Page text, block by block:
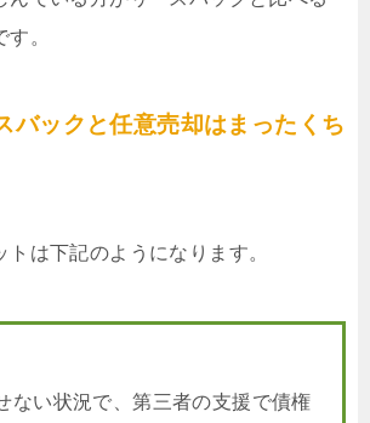
。
バックと任意売却はまったくち
トは下記のようになります。
ない状況で、第三者の支援で債権